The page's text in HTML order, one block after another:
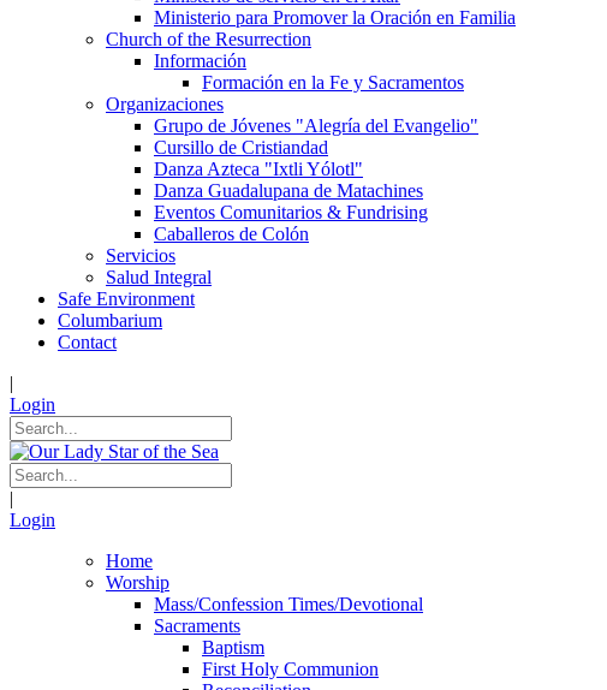
Ministerio para Promover la Oración en Familia
Church of the Resurrection
Información
Formación en la Fe y Sacramentos
Organizaciones
Grupo de Jóvenes "Alegría del Evangelio"
Cursillo de Cristiandad
Danza Azteca "Ixtli Yólotl"
Danza Guadalupana de Matachines
Eventos Comunitarios & Fundrising
Caballeros de Colón
Servicios
Salud Integral
Safe Environment
Columbarium
Contact
|
Login
|
Login
Home
Worship
Mass/Confession Times/Devotional
Sacraments
Baptism
First Holy Communion